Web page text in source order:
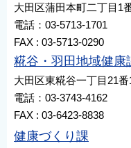
大田区蒲田本町二丁目1
電話：03-5713-1701
FAX : 03-5713-0290
糀谷・羽田地域健康
大田区東糀谷一丁目21番
電話：03-3743-4162
FAX : 03-6423-8838
健康づくり課